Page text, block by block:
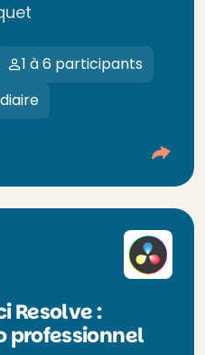
1 à 6 participants
Resolve :
professionnel